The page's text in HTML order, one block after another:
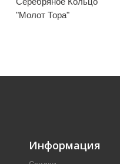
"Молот Тора"
Информация